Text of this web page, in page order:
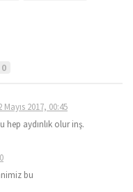
0
Mayıs 2017, 00:45
hep aydınlık olur inş.
bu